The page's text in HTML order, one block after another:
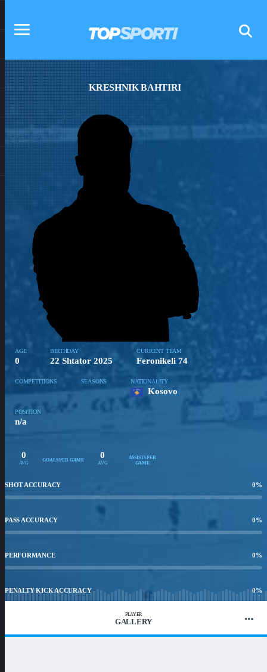
KRESHNIK BAHTIRI
AGE
0
BIRTHDAY
22 Shtator 2025
CURRENT TEAM
Feronikeli 74
COMPETITIONS SEASONS NATIONALITY
Kosovo
POSITION
n/a
0
AVG GOALS PER GAME
0
AVG
ASSISTS PER
GAME
SHOT ACCURACY 0%
PASS ACCURACY 0%
PERFORMANCE 0%
PENALTY KICK ACCURACY 0%
PLAYER
GALLERY